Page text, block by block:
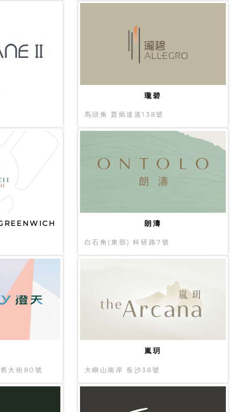
瓏碧
馬頭角 賈炳達道138號
朗濤
白石角(東部) 科研路7號
大街80號
嵐玥
大嶼山南岸 長沙38號